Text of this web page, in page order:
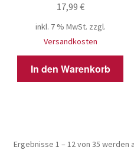
17,99 €
inkl. 7 % MwSt. zzgl.
Versandkosten
In den Warenkorb
Ergebnisse 1 – 12 von 35 werden